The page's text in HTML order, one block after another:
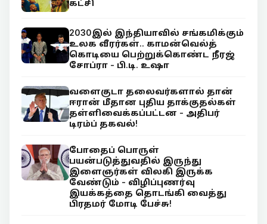
கட்சி
2030இல் இந்தியாவில் சங்கமிக்கும்
உலக வீரர்கள்.. காமன்வெல்த்
கொடியை பெற்றுக்கொண்ட நீரஜ்
சோப்ரா - பி.டி. உஷா
வளைகுடா தலைவர்களால் தான்
ஈரான் மீதான புதிய தாக்குதல்கள்
தள்ளிவைக்கப்பட்டன - அதிபர்
டிரம்ப் தகவல்!
போதைப் பொருள்
பயன்படுத்துவதில் இருந்து
இளைஞர்கள் விலகி இருக்க
வேண்டும் - விழிப்புணர்வு
இயக்கத்தை தொடங்கி வைத்து
பிரதமர் மோடி பேச்சு!